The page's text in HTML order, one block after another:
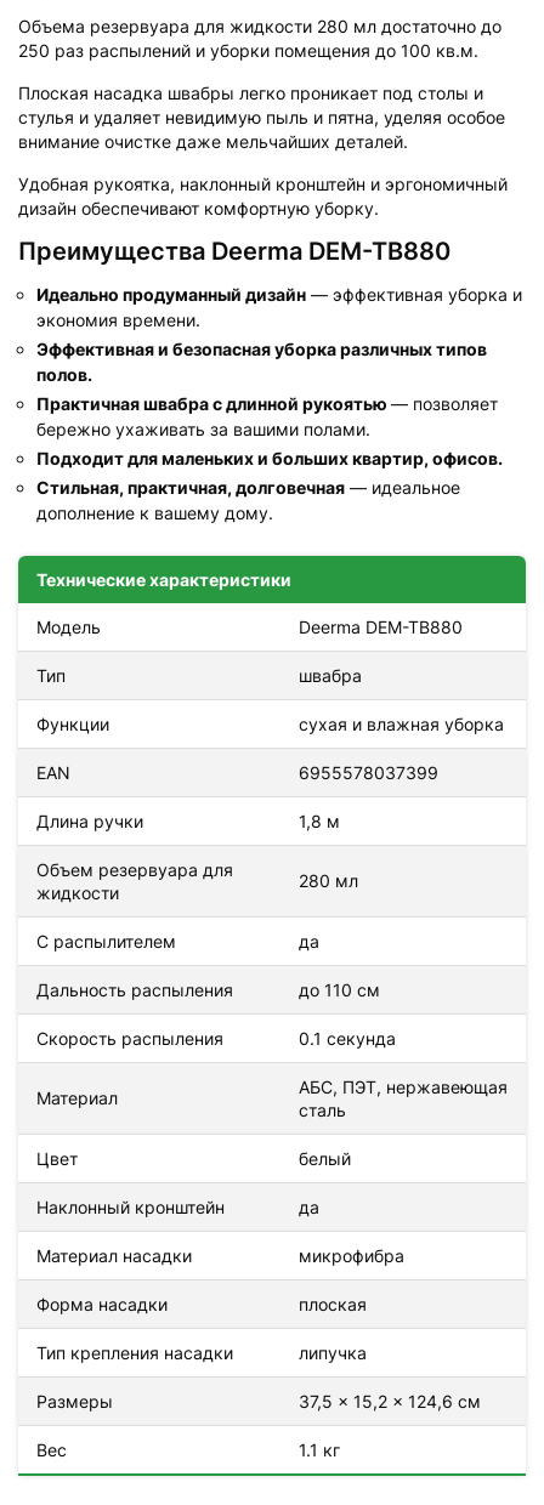
Объема резервуара для жидкости 280 мл достаточно до
250 раз распылений и уборки помещения до 100 кв.м.
Плоская насадка швабры легко проникает под столы и
стулья и удаляет невидимую пыль и пятна, уделяя особое
внимание очистке даже мельчайших деталей.
Удобная рукоятка, наклонный кронштейн и эргономичный
дизайн обеспечивают комфортную уборку.
Преимущества Deerma DEM-TB880
Идеально продуманный дизайн — эффективная уборка и
экономия времени.
Эффективная и безопасная уборка различных типов
полов.
Практичная швабра с длинной рукоятью — позволяет
бережно ухаживать за вашими полами.
Подходит для маленьких и больших квартир, офисов.
Стильная, практичная, долговечная — идеальное
дополнение к вашему дому.
Технические характеристики
Модель Deerma DEM-TB880
Тип швабра
Функции сухая и влажная уборка
EAN 6955578037399
Длина ручки 1,8 м
Объем резервуара для
жидкости
280 мл
С распылителем да
Дальность распыления до 110 см
Скорость распыления 0.1 секунда
Материал
АБС, ПЭТ, нержавеющая
сталь
Цвет белый
Наклонный кронштейн да
Материал насадки микрофибра
Форма насадки плоская
Тип крепления насадки липучка
Размеры 37,5 x 15,2 x 124,6 см
Вес 1.1 кг